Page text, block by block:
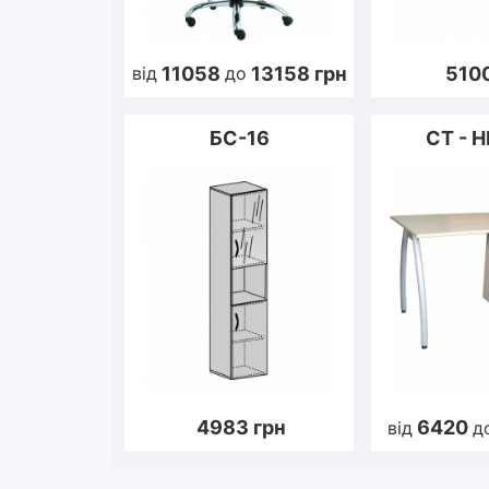
від 11058 до 13158 грн
БС-16
4983 грн
СТ -
від 6420